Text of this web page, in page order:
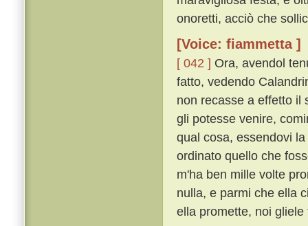
onoretti, acciò che
[Voice: fiammetta ]
[ 042 ] Ora, avendol
fatto, vedendo
non recasse a effetto il
gli potesse venire,
qual cosa, essendovi
ordinato quello che
m'ha ben mille volte
nulla, e parmi che ella
ella promette, noi